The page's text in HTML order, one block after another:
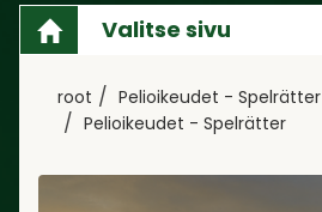
Valitse sivu
root
Pelioikeudet - Spelrätter
Pelioikeudet - Spelrätter